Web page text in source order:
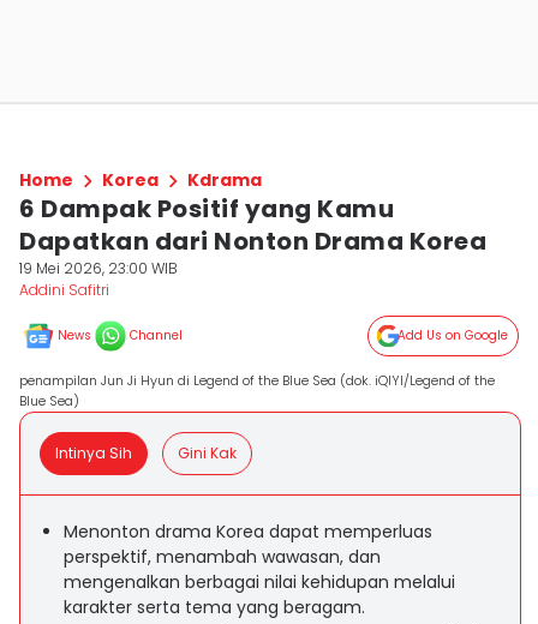
Home Korea Kdrama
6 Dampak Positif yang Kamu
Dapatkan dari Nonton Drama Korea
19 Mei 2026, 23:00 WIB
Addini Safitri
News Channel Add Us on Google
penampilan Jun Ji Hyun di Legend of the Blue Sea (dok. iQIYI/Legend of the
Blue Sea)
Intinya Sih Gini Kak
Menonton drama Korea dapat memperluas
perspektif, menambah wawasan, dan
mengenalkan berbagai nilai kehidupan melalui
karakter serta tema yang beragam.